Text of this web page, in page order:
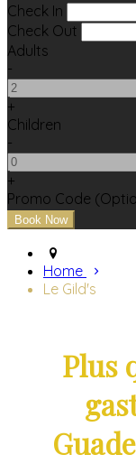
Check In
Check Out
Adults
-
+
Children
-
+
Promo Code
Home
Le Gild's
Plus